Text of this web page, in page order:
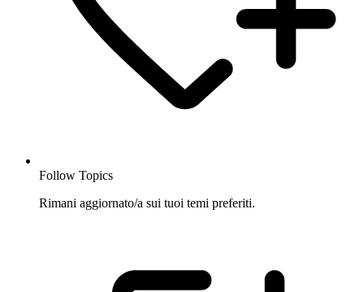
Follow Topics
Rimani aggiornato/a sui tuoi temi preferiti.